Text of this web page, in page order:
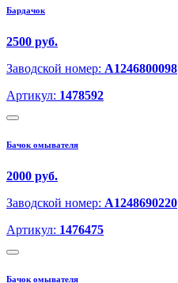
Бардачок
2500 руб.
Заводской номер: A1246800098
Артикул: 1478592
Бачок омывателя
2000 руб.
Заводской номер: A1248690220
Артикул: 1476475
Бачок омывателя